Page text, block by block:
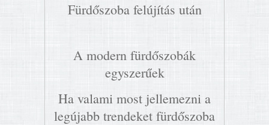
Fürdőszoba felújítás után
A modern fürdőszobák
egyszerűek
Ha valami most jellemezni a
legújabb trendeket fürdőszoba